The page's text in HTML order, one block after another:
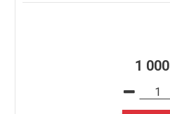
1 000